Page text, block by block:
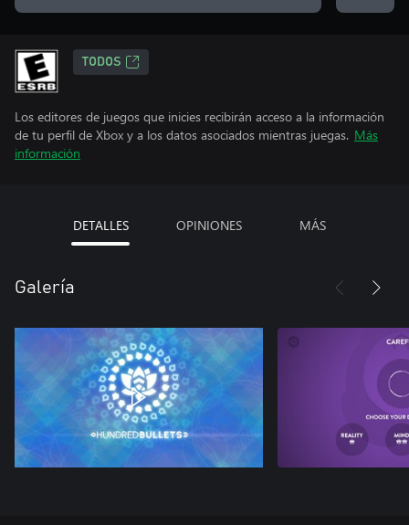
TODOS
Los editores de juegos que inicies recibirán acceso a la información
de tu perfil de Xbox y a los datos asociados mientras juegas. Más
información
DETALLES OPINIONES MÁS
Galería